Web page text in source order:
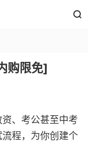

购限免]
、考公甚至中考
程，为你创建个